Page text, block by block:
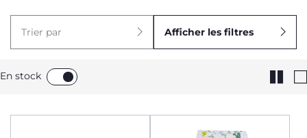
Trier par Afficher les filtres
En stock